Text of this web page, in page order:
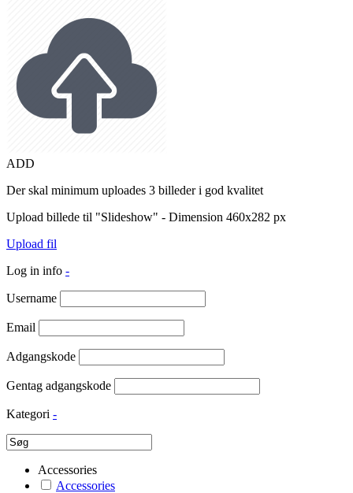
ADD
Der skal minimum uploades 3 billeder i god kvalitet
Upload billede til "Slideshow" - Dimension 460x282 px
Upload fil
Log in info -
Username
Email
Adgangskode
Gentag adgangskode
Kategori -
Accessories
Accessories